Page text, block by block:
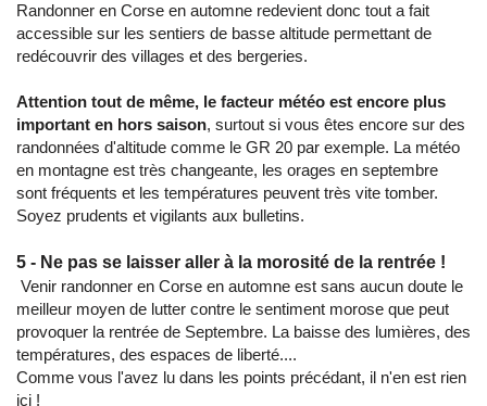
Randonner en Corse en automne redevient donc tout a fait
accessible sur les sentiers de basse altitude permettant de
redécouvrir des villages et des bergeries.
Attention tout de même, le facteur météo est encore plus
important en hors saison, surtout si vous êtes encore sur des
randonnées d'altitude comme le GR 20 par exemple. La météo
en montagne est très changeante, les orages en septembre
sont fréquents et les températures peuvent très vite tomber.
Soyez prudents et vigilants aux bulletins.
5 - Ne pas se laisser aller à la morosité de la rentrée !
Venir randonner en Corse en automne est sans aucun doute le
meilleur moyen de lutter contre le sentiment morose que peut
provoquer la rentrée de Septembre. La baisse des lumières, des
températures, des espaces de liberté....
Comme vous l'avez lu dans les points précédant, il n'en est rien
ici !